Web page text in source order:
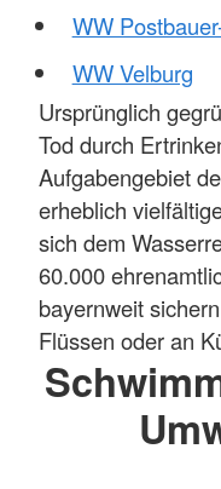
WW
WW Velburg
Ursprünglich
Tod durch
Aufgabengebiet
erheblich
sich dem
60.000
bayernweit
Flüssen oder an